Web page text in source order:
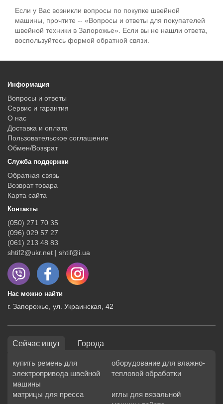
Если у Вас возникли вопросы по покупке швейной
машины, прочтите -- «Вопросы и ответы для покупателей
швейной техники в Запорожье». Если вы не нашли ответа,
воспользуйтесь формой обратной связи.
Информация
Вопросы и ответы
Сервис и гарантия
О нас
Доставка и оплата
Пользовательское соглашение
Обмен/Возврат
Служба поддержки
Обратная связь
Возврат товара
Карта сайта
Контакты
(050) 271 70 35
(096) 029 57 27
(061) 213 48 83
shtif2@ukr.net | shtif@i.ua
Нас можно найти
г. Запорожье, ул. Украинская, 42
Сейчас ищут Города
купить ремень для
электропривода швейной
машины
оборудование для влажно-
тепловой обработки
матрицы для пресса
иглы для вязальной